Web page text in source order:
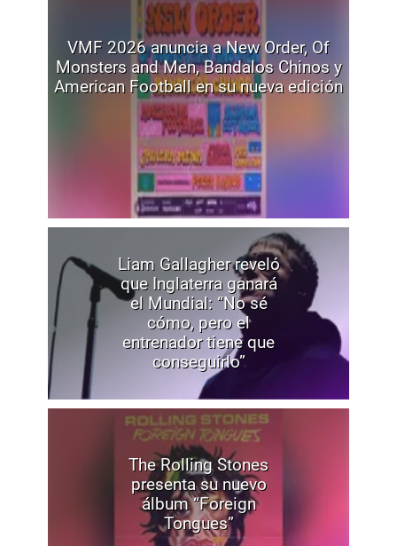
VMF 2026 anuncia a New Order, Of
Monsters and Men, Bandalos Chinos y
American Football en su nueva edición
Liam Gallagher reveló
que Inglaterra ganará
el Mundial: “No sé
cómo, pero el
entrenador tiene que
conseguirlo”
The Rolling Stones
presenta su nuevo
álbum “Foreign
Tongues”